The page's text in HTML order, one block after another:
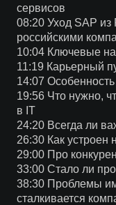
сервисов
08:20 Уход SAP из
российскими
10:04 Ключевые
11:19 Карьерный
14:07
19:56 Что нужно,
в IT
24:20 Всегда ли
26:30 Как устроен
29:00 Про
33:00 Стало ли
38:30 Проблемы
сталкивается